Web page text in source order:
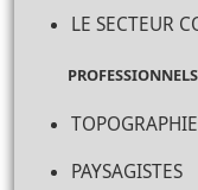
LE SECTEUR
PAYSAGISTES